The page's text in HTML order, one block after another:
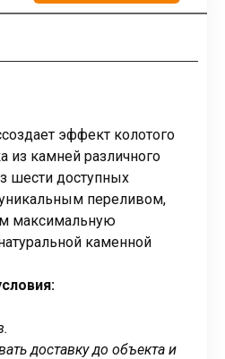
эффект колотого
из камней различного
шести доступных
переливом,
максимальную
каменной
доставку до объекта и